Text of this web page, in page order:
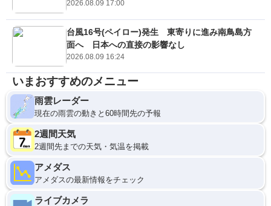
2026.08.09 17:00
台風16号(ペイロー)発生 東寄りに進み南鳥島方
面へ 日本への直接の影響なし
2026.08.09 16:24
いまおすすめのメニュー
雨雲レーダー
現在の雨雲の動きと60時間先の予報
2週間天気
2週間先までの天気・気温を掲載
アメダス
アメダスの最新情報をチェック
ライブカメラ